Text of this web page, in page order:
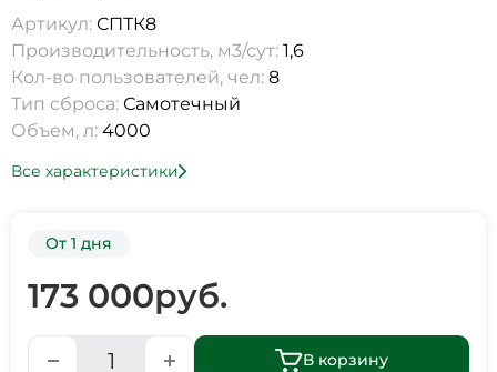
Артикул: СПТК8
Производительность, м3/сут: 1,6
Кол-во пользователей, чел: 8
Тип сброса: Самотечный
Объем, л: 4000
Все характеристики
От 1 дня
173 000руб.
В корзину